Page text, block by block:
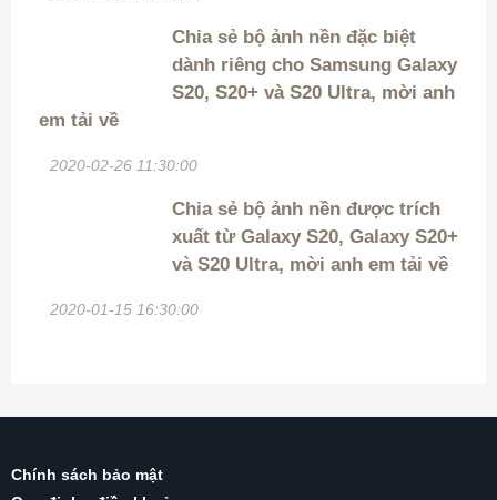
Chia sẻ bộ ảnh nền đặc biệt
dành riêng cho Samsung Galaxy
S20, S20+ và S20 Ultra, mời anh
em tải về
2020-02-26 11:30:00
Chia sẻ bộ ảnh nền được trích
xuất từ Galaxy S20, Galaxy S20+
và S20 Ultra, mời anh em tải về
2020-01-15 16:30:00
Chính sách bảo mật